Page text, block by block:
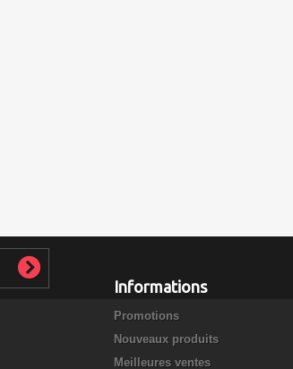
Informations
Promotions
Nouveaux produits
Meilleures ventes